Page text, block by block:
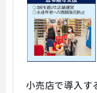
小売店で導入す